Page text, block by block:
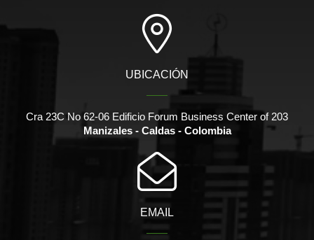
UBICACIÓN
Cra 23C No 62-06 Edificio Forum Business Center of 203
Manizales - Caldas - Colombia
EMAIL